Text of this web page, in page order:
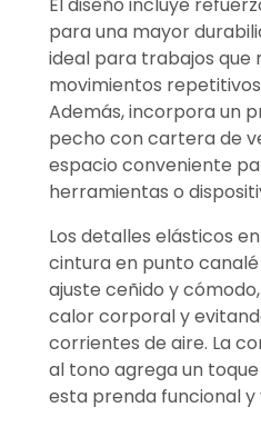
El diseño incluye
para una mayor
ideal para trabajos que
movimientos
Además, incorpora un
pecho con cartera de
espacio conveniente
herramientas o
Los detalles elásticos
cintura en punto
ajuste ceñido y
calor corporal y
corrientes de aire. La
al tono agrega un
esta prenda funcional y